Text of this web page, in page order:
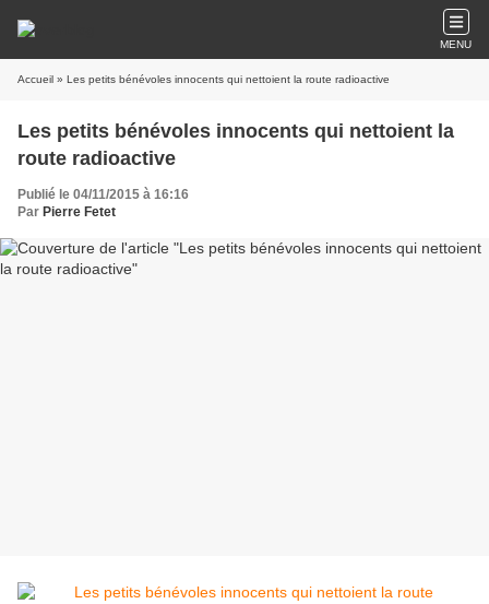
MENU
Accueil » Les petits bénévoles innocents qui nettoient la route radioactive
Les petits bénévoles innocents qui nettoient la
route radioactive
Publié le 04/11/2015 à 16:16
Par Pierre Fetet